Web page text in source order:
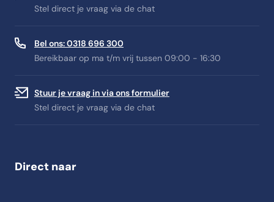
Stel direct je vraag via de chat
Bel ons: 0318 696 300
Bereikbaar op ma t/m vrij tussen 09:00 - 16:30
Stuur je vraag in via ons formulier
Stel direct je vraag via de chat
Direct naar